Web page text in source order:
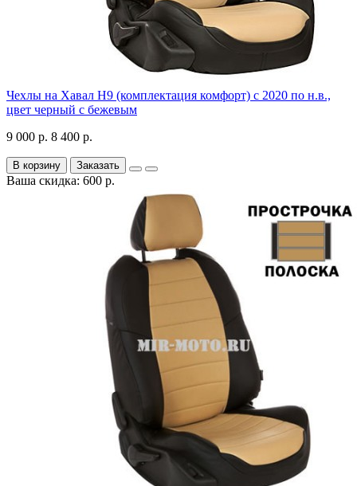
Чехлы на Хавал H9 (комплектация комфорт) с 2020 по н.в.,
цвет черный с бежевым
9 000 р. 8 400 р.
В корзину Заказать
Ваша скидка: 600 р.